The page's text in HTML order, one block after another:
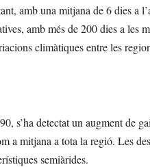
amb una mitjana de 6 dies a
amb més de 200 dies a les
climàtiques entre les
s’ha detectat un augment de
a mitjana a tota la regió. Les
semiàrides.